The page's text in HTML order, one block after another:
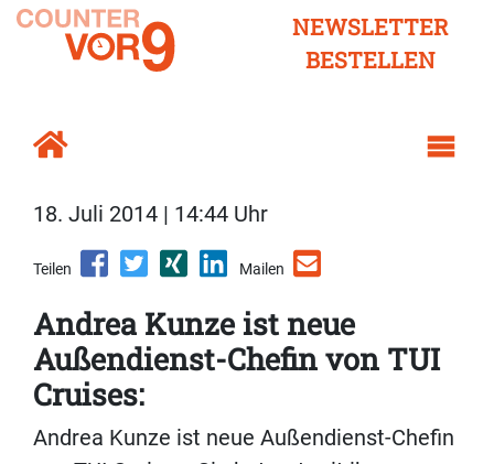
NEWSLETTER
BESTELLEN
18. Juli 2014 | 14:44 Uhr
Teilen Mailen
Andrea Kunze ist neue
Außendienst-Chefin von TUI
Cruises:
Andrea Kunze ist neue Außendienst-Chefin